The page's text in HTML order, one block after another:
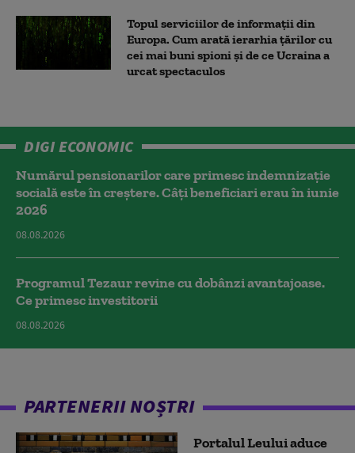
Topul serviciilor de informații din
Europa. Cum arată ierarhia țărilor cu
cei mai buni spioni și de ce Ucraina a
urcat spectaculos
DIGI ECONOMIC
Numărul pensionarilor care primesc indemnizaţie
socială este în creștere. Câți beneficiari erau în iunie
2026
08.08.2026
Programul Tezaur revine cu dobânzi avantajoase.
Ce primesc investitorii
08.08.2026
PARTENERII NOȘTRI
Portalul Leului aduce